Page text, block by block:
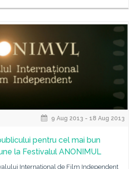
9 Aug 2013 - 18 Aug 2013
pentru cel mai bun
la Festivalul ANONIMUL
Internațional de Film Independent